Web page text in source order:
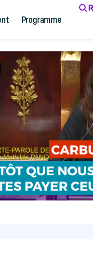
Programme